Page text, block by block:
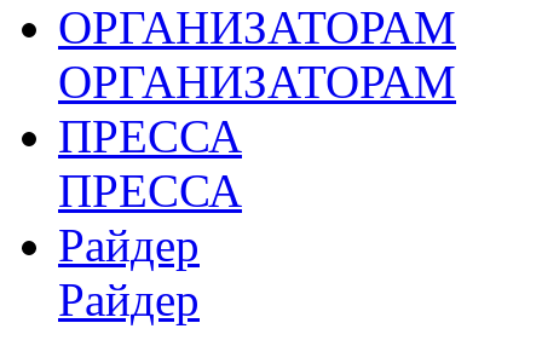
ОРГАНИЗАТОРАМ
ОРГАНИЗАТОРАМ
ПРЕССА
ПРЕССА
Райдер
Райдер